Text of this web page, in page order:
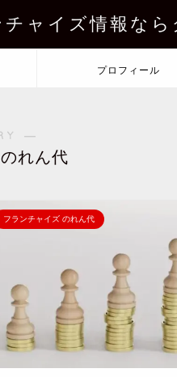
チャイズ情報なら
プロフィール
―
れん代
フランチャイズ のれん代